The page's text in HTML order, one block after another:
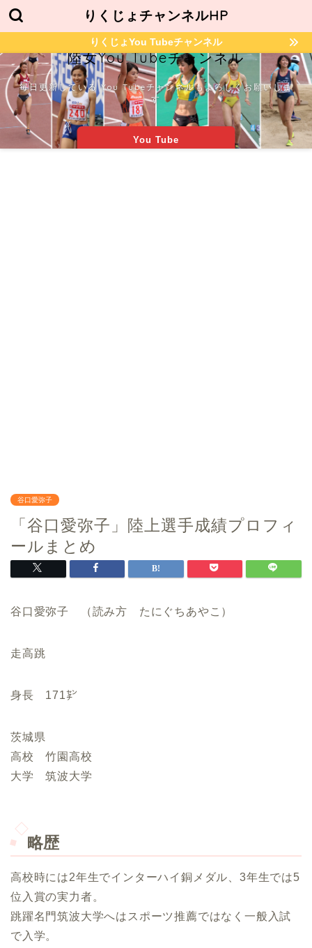
りくじょチャンネルHP
りくじょYou Tubeチャンネル
陸女You Tubeチャンネル
毎日更新している You Tubeチャンネルもよろしくお願いしま
す
You Tube
谷口愛弥子
「谷口愛弥子」陸上選手成績プロフィ
ールまとめ
谷口愛弥子 （読み方 たにぐちあやこ）
走高跳
身長 171㌢
茨城県
高校 竹園高校
大学 筑波大学
略歴
高校時には2年生でインターハイ銅メダル、3年生では5
位入賞の実力者。
跳躍名門筑波大学へはスポーツ推薦ではなく一般入試
で入学。